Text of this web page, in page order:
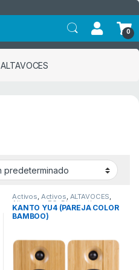
0
ALTAVOCES
Activos, Activos, ALTAVOCES,
Altavoces PC ,Bluetooth,
Monitores Multimedia
KANTO YU4 (PAREJA COLOR
BAMBOO)